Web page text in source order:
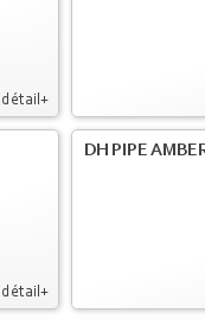
détail+
détail+
DH PIPE